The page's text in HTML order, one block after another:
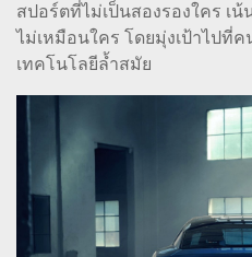
สปอร์ตที่ไม่เป็นสองรองใคร เ
ไม่เหมือนใคร โดยมุ่งเป้าไป
เทคโนโลยีล้ำสมัย